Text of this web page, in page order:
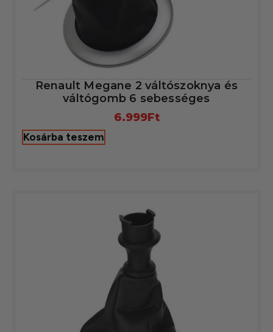
Renault Megane 2 váltószoknya és
váltógomb 6 sebességes
6.999Ft
Kosárba teszem